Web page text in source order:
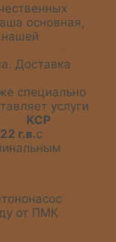
основная,
нашей
Доставка
специально
услуги
KCP
г.в.с